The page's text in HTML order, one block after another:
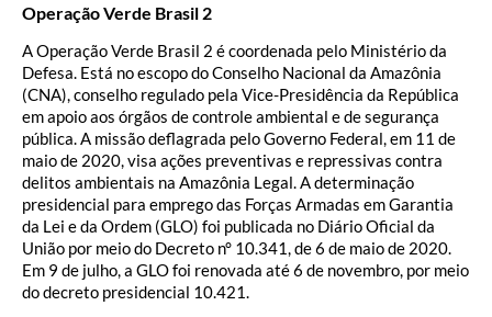
Operação Verde Brasil 2
A Operação Verde Brasil 2 é coordenada pelo Ministério da
Defesa. Está no escopo do Conselho Nacional da Amazônia
(CNA), conselho regulado pela Vice-Presidência da República
em apoio aos órgãos de controle ambiental e de segurança
pública. A missão deflagrada pelo Governo Federal, em 11 de
maio de 2020, visa ações preventivas e repressivas contra
delitos ambientais na Amazônia Legal. A determinação
presidencial para emprego das Forças Armadas em Garantia
da Lei e da Ordem (GLO) foi publicada no Diário Oficial da
União por meio do Decreto n° 10.341, de 6 de maio de 2020.
Em 9 de julho, a GLO foi renovada até 6 de novembro, por meio
do decreto presidencial 10.421.